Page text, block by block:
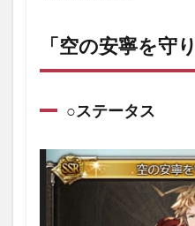
寧を
守り
し十
の性
1.1
○ステ
「空の安寧を守
○ステータス